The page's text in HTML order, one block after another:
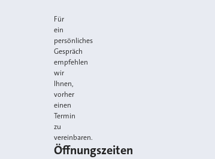
Für
ein
persönliches
Gespräch
empfehlen
wir
Ihnen,
vorher
einen
Termin
zu
vereinbaren.
Öffnungszeiten